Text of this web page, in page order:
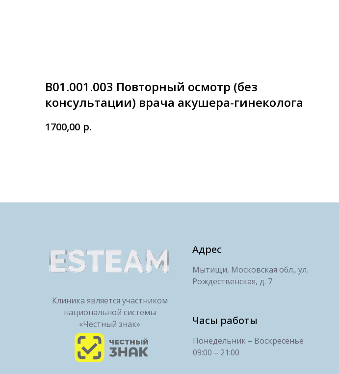
В01.001.003 Повторный осмотр (без
консультации) врача акушера-гинеколога
1700,00 р.
Клиника является участником
национальной системы
«Честный знак»
Часы работы
Адрес
Понедельник – Воскресенье
09:00 – 21:00
Мытищи, Московская обл., ул.
Рождественская, д. 7